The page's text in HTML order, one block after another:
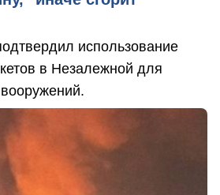
использование
в Незалежной для